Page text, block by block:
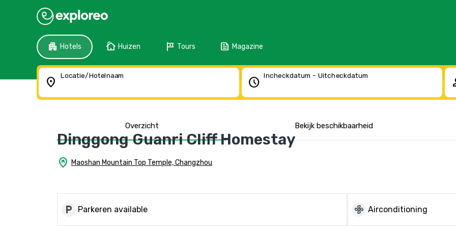
apartment Hotels cottage Huizen tour Tours feed Magazine
location_on Locatie/Hotelnaam schedule Incheckdatum - Uitcheckdatum
Overzicht Bekijk beschikbaarheid
Dinggong Guanri Cliff Homestay
home_pin Maoshan Mountain Top Temple, Changzhou
local_parking Parkeren available mode_fan Airconditioning